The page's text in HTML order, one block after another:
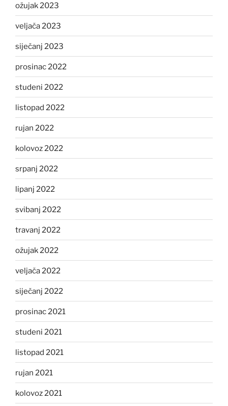
ožujak 2023
veljača 2023
siječanj 2023
prosinac 2022
studeni 2022
listopad 2022
rujan 2022
kolovoz 2022
srpanj 2022
lipanj 2022
svibanj 2022
travanj 2022
ožujak 2022
veljača 2022
siječanj 2022
prosinac 2021
studeni 2021
listopad 2021
rujan 2021
kolovoz 2021